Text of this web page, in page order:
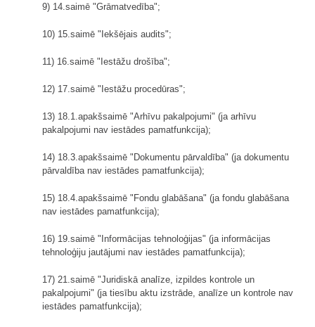
9) 14.saimē "Grāmatvedība";
10) 15.saimē "Iekšējais audits";
11) 16.saimē "Iestāžu drošība";
12) 17.saimē "Iestāžu procedūras";
13) 18.1.apakšsaimē "Arhīvu pakalpojumi" (ja arhīvu
pakalpojumi nav iestādes pamatfunkcija);
14) 18.3.apakšsaimē "Dokumentu pārvaldība" (ja dokumentu
pārvaldība nav iestādes pamatfunkcija);
15) 18.4.apakšsaimē "Fondu glabāšana" (ja fondu glabāšana
nav iestādes pamatfunkcija);
16) 19.saimē "Informācijas tehnoloģijas" (ja informācijas
tehnoloģiju jautājumi nav iestādes pamatfunkcija);
17) 21.saimē "Juridiskā analīze, izpildes kontrole un
pakalpojumi" (ja tiesību aktu izstrāde, analīze un kontrole nav
iestādes pamatfunkcija);